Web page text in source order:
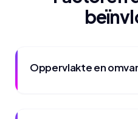
Oppervlakte en